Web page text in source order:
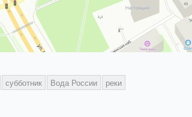
субботник Вода России реки